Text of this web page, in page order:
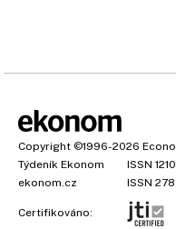
Copyright ©1996-2026
Týdeník Ekonom
ISSN
ekonom.cz
ISSN
Certifikováno: